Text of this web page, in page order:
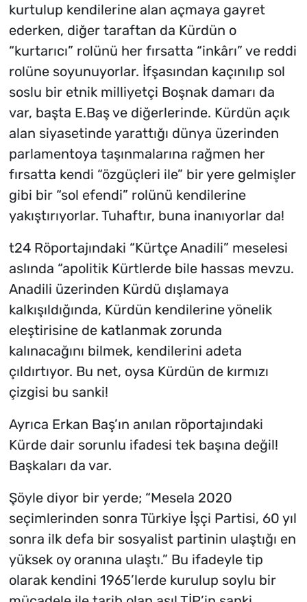
kurtulup kendilerine alan açmaya gayret
ederken, diğer taraftan da Kürdün o
“kurtarıcı” rolünü her fırsatta “inkârı” ve reddi
rolüne soyunuyorlar. İfşasından kaçınılıp sol
soslu bir etnik milliyetçi Boşnak damarı da
var, başta E.Baş ve diğerlerinde. Kürdün açık
alan siyasetinde yarattığı dünya üzerinden
parlamentoya taşınmalarına rağmen her
fırsatta kendi “özgüçleri ile” bir yere gelmişler
gibi bir “sol efendi” rolünü kendilerine
yakıştırıyorlar. Tuhaftır, buna inanıyorlar da!
t24 Röportajındaki “Kürtçe Anadili” meselesi
aslında “apolitik Kürtlerde bile hassas mevzu.
Anadili üzerinden Kürdü dışlamaya
kalkışıldığında, Kürdün kendilerine yönelik
eleştirisine de katlanmak zorunda
kalınacağını bilmek, kendilerini adeta
çıldırtıyor. Bu net, oysa Kürdün de kırmızı
çizgisi bu sanki!
Ayrıca Erkan Baş’ın anılan röportajındaki
Kürde dair sorunlu ifadesi tek başına değil!
Başkaları da var.
Şöyle diyor bir yerde; “Mesela 2020
seçimlerinden sonra Türkiye İşçi Partisi, 60 yıl
sonra ilk defa bir sosyalist partinin ulaştığı en
yüksek oy oranına ulaştı.” Bu ifadeyle tip
olarak kendini 1965’lerde kurulup soylu bir